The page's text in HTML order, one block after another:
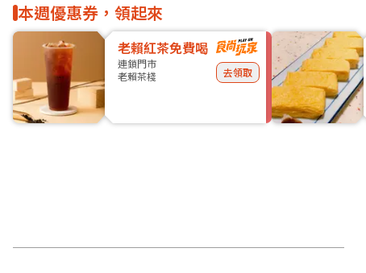
本週優惠券，領起來
老賴紅茶免費喝
連鎖門市
老賴茶棧
去領取